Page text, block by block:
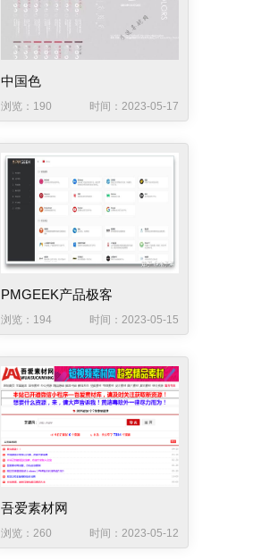
中国色
浏览：190 时间：2023-05-17
PMGEEK产品极客
浏览：194 时间：2023-05-15
吾爱素材网
浏览：260 时间：2023-05-12